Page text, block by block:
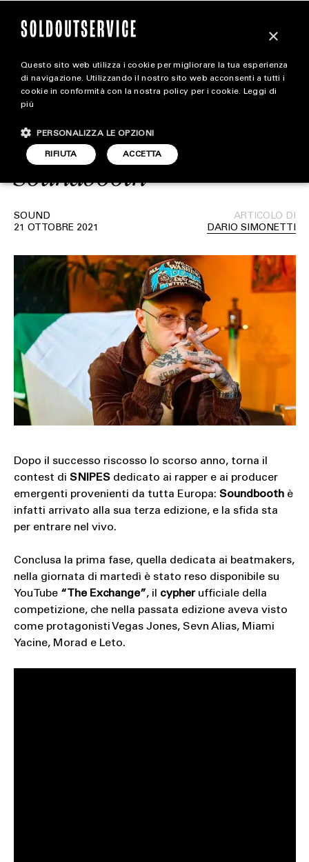
extra
ALL EXTRA
ART & DESIGN
CINEMA
LIFESTYLE
MOTORS
SOUND
SPORT
TECH
TRAVEL
SNIPES guarda agli
emergenti con la terza
edizione del contest
Soundbooth
SOUND
21 OTTOBRE 2021
ARTICOLO DI
DARIO SIMONETTI
Dopo il successo riscosso lo scorso anno, torna il
contest di SNIPES dedicato ai rapper e ai producer
emergenti provenienti da tutta Europa: Soundbooth è
infatti arrivato alla sua terza edizione, e la sfida sta
per entrare nel vivo.
Conclusa la prima fase, quella dedicata ai beatmakers,
nella giornata di martedì è stato reso disponibile su
YouTube “The Exchange”, il cypher ufficiale della
competizione, che nella passata edizione aveva visto
come protagonisti Vegas Jones, Sevn Alias, Miami
Yacine, Morad e Leto.
×
Questo sito web utilizza i cookie per migliorare la tua esperienza
di navigazione. Utilizzando il nostro sito web acconsenti a tutti i
cookie in conformità con la nostra policy per i cookie. Leggi di
più
ACCETTA
RIFIUTA
PERSONALIZZA LE OPZIONI